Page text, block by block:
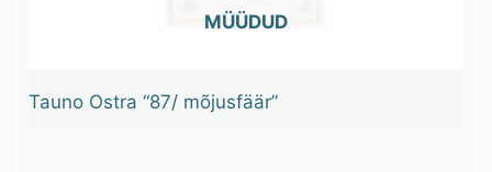
OUT OF STOCK
Tauno Ostra “87/ mõjusfäär”